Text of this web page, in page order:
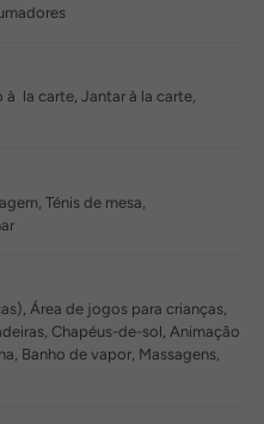
la carte, Jantar à la carte,
Ténis de mesa,
Área de jogos para crianças,
Chapéus-de-sol, Animação
Banho de vapor, Massagens,